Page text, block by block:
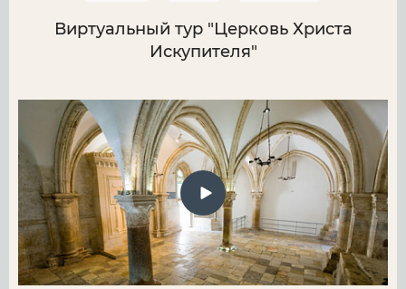
Виртуальный тур "Церковь Христа
Искупителя"